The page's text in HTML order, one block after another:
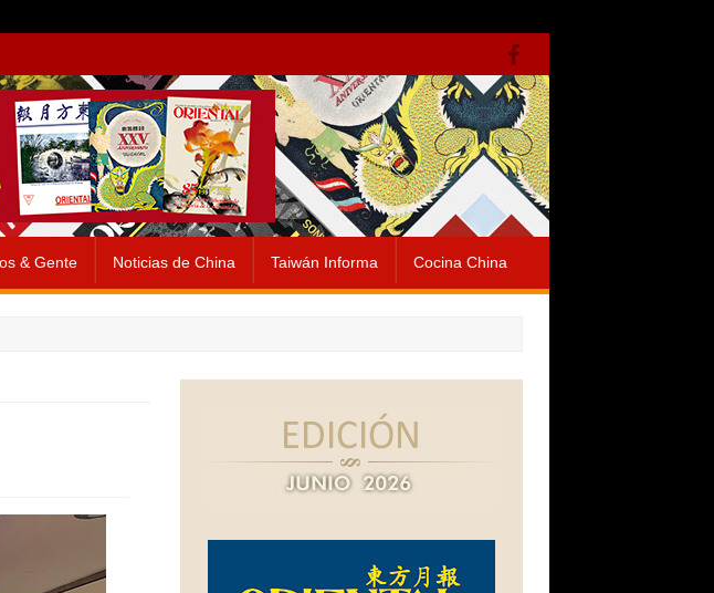
& Gente Noticias de China Taiwán Informa Cocina China